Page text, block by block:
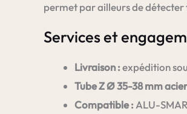
permet par ailleurs de
Services et
Livraison :expédition
Tube Z Ø 35-38 mm
Compatible : ALU-